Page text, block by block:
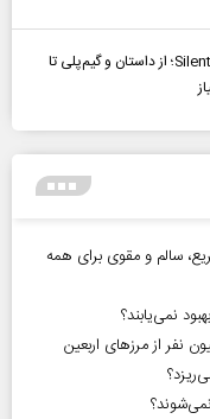
بررسی بازی Silent Hill: Townfall؛ از داستان و گیم‌پلی تا
معرفی ۳۰ صبحانه سریع، سالم و مقوی برای همه
نمی‌یابند؟